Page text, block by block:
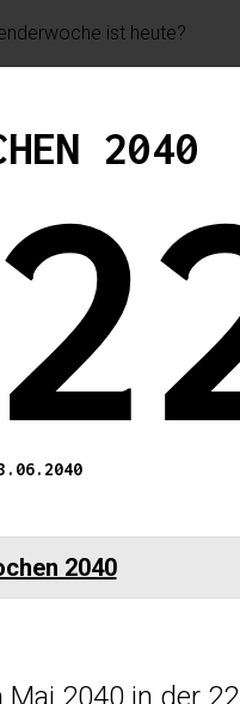
2040
2040
2040 in der